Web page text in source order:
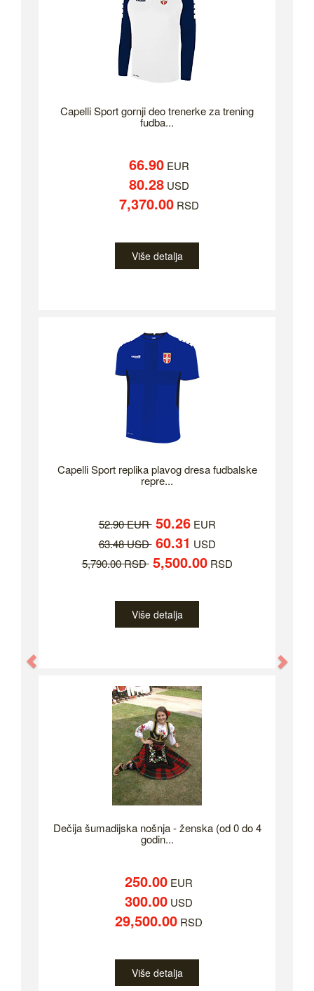
Capelli Sport gornji deo trenerke za trening
fudba...
66.90EUR
80.28USD
7,370.00RSD
Više detalja
Capelli Sport replika plavog dresa fudbalske
repre...
52.90 EUR 50.26EUR
63.48 USD 60.31 USD
5,790.00 RSD 5,500.00RSD
Više detalja
Dečija šumadijska nošnja - ženska (od 0 do 4
godin...
250.00 EUR
300.00 USD
29,500.00 RSD
Više detalja